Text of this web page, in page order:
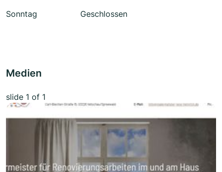
Sonntag
Geschlossen
Medien
slide 1 of 1